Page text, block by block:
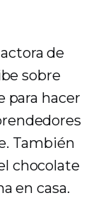
de
sobre
para hacer
También
chocolate
en casa.